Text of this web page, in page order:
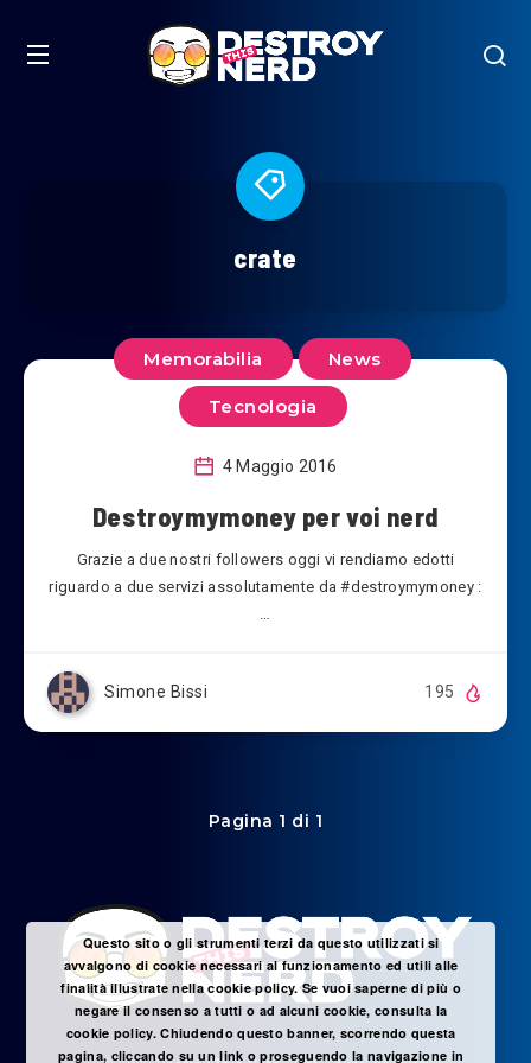
crate
Memorabilia News
Tecnologia
4 Maggio 2016
Destroymymoney per voi nerd
Grazie a due nostri followers oggi vi rendiamo edotti
riguardo a due servizi assolutamente da #destroymymoney :
…
Simone Bissi 195
Pagina 1 di 1
Questo sito o gli strumenti terzi da questo utilizzati si
avvalgono di cookie necessari al funzionamento ed utili alle
finalità illustrate nella cookie policy. Se vuoi saperne di più o
negare il consenso a tutti o ad alcuni cookie, consulta la
cookie policy. Chiudendo questo banner, scorrendo questa
pagina, cliccando su un link o proseguendo la navigazione in